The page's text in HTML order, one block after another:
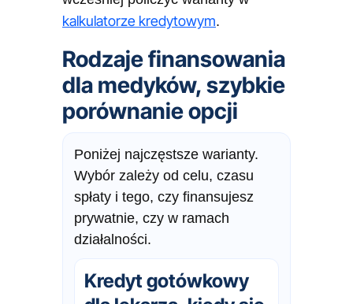
kalkulatorze kredytowym.
Rodzaje finansowania
dla medyków, szybkie
porównanie opcji
Poniżej najczęstsze warianty.
Wybór zależy od celu, czasu
spłaty i tego, czy finansujesz
prywatnie, czy w ramach
działalności.
Kredyt gotówkowy